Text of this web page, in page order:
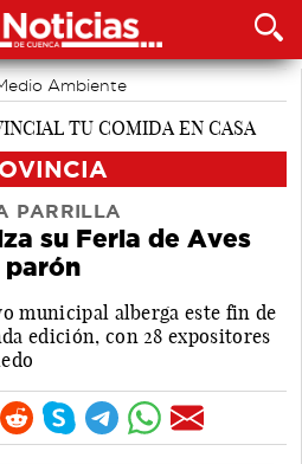
Ambiente
PARRILLA
su Feria de Aves
parón
municipal alberga este fin de
edición, con 28 expositores